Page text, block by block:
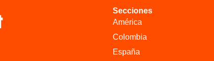
Secciones
América
Colombia
España